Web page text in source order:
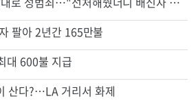
팔아 2년간 165만불
대 600불 지급
산다?…LA 거리서 화제